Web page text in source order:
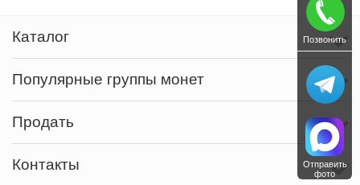
Каталог
Популярные группы монет
Продать
Контакты
Позвонить
Отправить
фото